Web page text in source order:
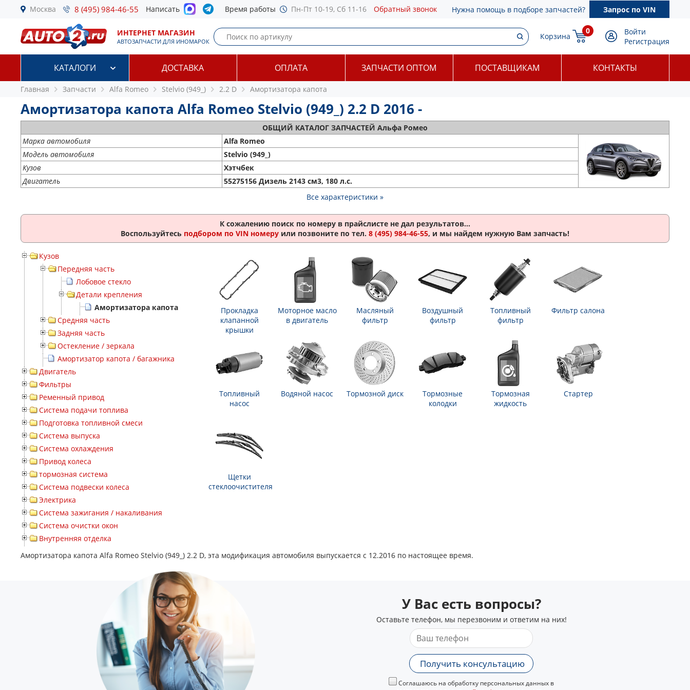
Москва 8 (495) 984-46-55 Написать Время работы Пн-Пт 10-19, Сб 11-16 Обратный звонок Нужна помощь в подборе запчастей? Запрос по VIN
ИНТЕРНЕТ МАГАЗИН
АВТОЗАПЧАСТИ ДЛЯ ИНОМАРОК
Корзина
0
Войти
Регистрация
КАТАЛОГИ ДОСТАВКА ОПЛАТА ЗАПЧАСТИ ОПТОМ ПОСТАВЩИКАМ КОНТАКТЫ
Главная Запчасти Alfa Romeo Stelvio (949_) 2.2 D Амортизатора капота
Амортизатора капота Alfa Romeo Stelvio (949_) 2.2 D 2016 -
ОБЩИЙ КАТАЛОГ ЗАПЧАСТЕЙ Альфа Ромео
Марка автомобиля
Alfa Romeo
Модель автомобиля
Stelvio (949_)
Кузов
Хэтчбек
Двигатель
55275156 Дизель 2143 см3, 180 л.с.
Все характеристики »
К сожалению поиск по номеру в прайслисте не дал результатов...
Воспользуйтесь подбором по VIN номеру или позвоните по тел. 8 (495) 984-46-55, и мы найдем нужную Вам запчасть!
Кузов
Передняя часть
Лобовое стекло
Детали крепления
Амортизатора капота
Средняя часть
Задняя часть
Остекление / зеркала
Амортизатор капота / багажника
Двигатель
Фильтры
Ременный привод
Система подачи топлива
Подготовка топливной смеси
Система выпуска
Система охлаждения
Привод колеса
тормозная система
Система подвески колеса
Электрика
Система зажигания / накаливания
Система очистки окон
Внутренняя отделка
Прокладка
клапанной
крышки
Моторное масло
в двигатель
Масляный
фильтр
Воздушный
фильтр
Топливный
фильтр
Фильтр салона
Топливный
насос
Водяной насос Тормозной диск
Тормозные
колодки
Тормозная
жидкость
Стартер
Щетки
стеклоочистителя
Амортизатора капота Alfa Romeo Stelvio (949_) 2.2 D, эта модификация автомобиля выпускается с 12.2016 по настоящее время.
У Вас есть вопросы?
Оставьте телефон, мы перезвоним и ответим на них!
Получить консультацию
Соглашаюсь на обработку персональных данных в